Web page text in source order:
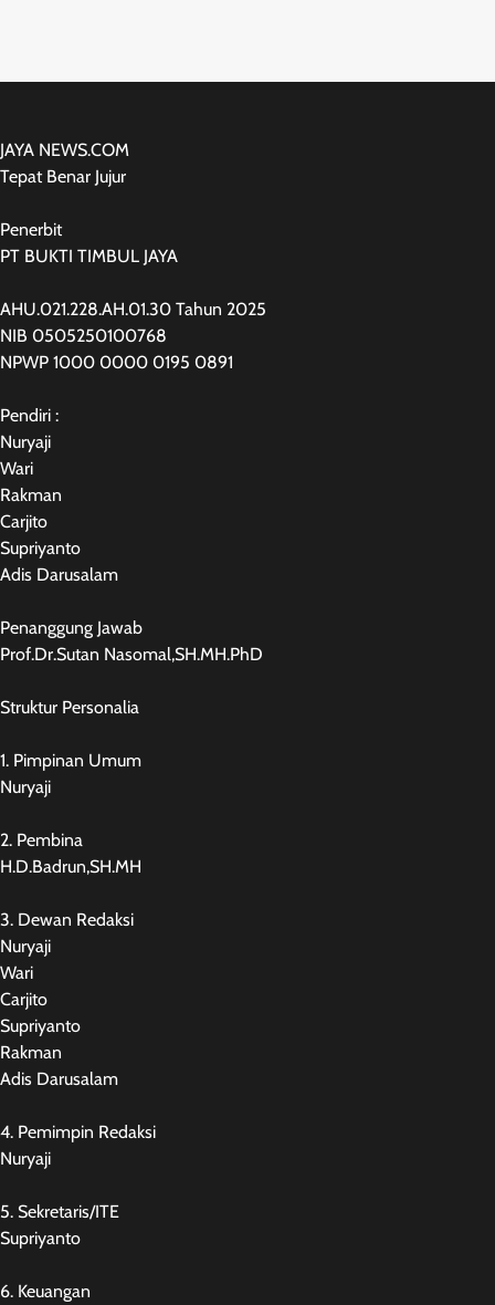
JAYA NEWS.COM
Tepat Benar Jujur
Penerbit
PT BUKTI TIMBUL JAYA
AHU.021.228.AH.01.30 Tahun 2025
NIB 0505250100768
NPWP 1000 0000 0195 0891
Pendiri :
Nuryaji
Wari
Rakman
Carjito
Supriyanto
Adis Darusalam
Penanggung Jawab
Prof.Dr.Sutan Nasomal,SH.MH.PhD
Struktur Personalia
1. Pimpinan Umum
Nuryaji
2. Pembina
H.D.Badrun,SH.MH
3. Dewan Redaksi
Nuryaji
Wari
Carjito
Supriyanto
Rakman
Adis Darusalam
4. Pemimpin Redaksi
Nuryaji
5. Sekretaris/ITE
Supriyanto
6. Keuangan